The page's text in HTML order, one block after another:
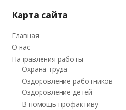
Карта сайта
Главная
О нас
Направления работы
Охрана труда
Оздоровление работников
Оздоровление детей
В помощь профактиву